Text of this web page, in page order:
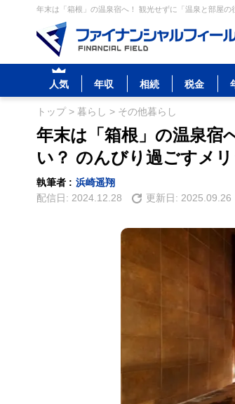
年末は「箱根」の温泉宿へ！ 観光せずに「温泉と部屋
人気 年収 相続 税金
トップ> 暮らし > その他暮らし
年末は「箱根」の温泉宿
い？ のんびり過ごすメ
執筆者 : 浜崎遥翔
配信日: 2024.12.28 更新日: 2025.09.26